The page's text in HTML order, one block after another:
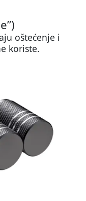
oštećenje i
koriste.